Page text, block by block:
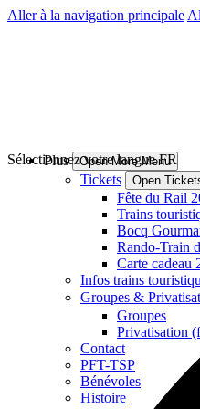
Aller à la navigation principale
Plus Open More Menu
Tickets Open
Fête du Rail
Trains
Bocq
Rando-Train
Carte cadeau
Infos trains
Groupes &
Groupes
Privatisation
Contact
PFT-TSP
Bénévoles
Histoire
Sélectionnez votre langue FR